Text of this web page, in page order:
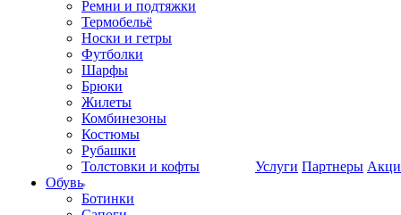
Ремни и подтяжки
Термобельё
Носки и гетры
Футболки
Шарфы
Брюки
Жилеты
Комбинезоны
Костюмы
Рубашки
Толстовки и кофты
Обувь
Ботинки
Услуги Партнеры